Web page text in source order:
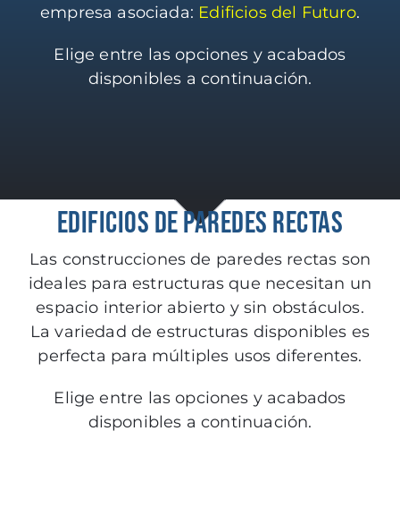
empresa asociada: Edificios del Futuro.
Elige entre las opciones y acabados
disponibles a continuación.
EDIFICIOS DE PAREDES RECTAS
Las construcciones de paredes rectas son
ideales para estructuras que necesitan un
espacio interior abierto y sin obstáculos.
La variedad de estructuras disponibles es
perfecta para múltiples usos diferentes.
Elige entre las opciones y acabados
disponibles a continuación.